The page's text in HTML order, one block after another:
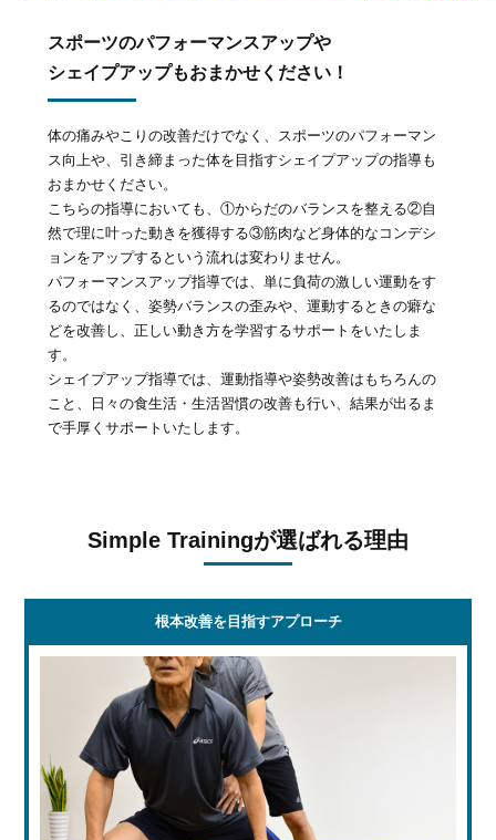
スポーツのパフォーマンスアップや
シェイプアップもおまかせください！
体の痛みやこりの改善だけでなく、スポーツのパフォーマン
ス向上や、引き締まった体を目指すシェイプアップの指導も
おまかせください。
こちらの指導においても、①からだのバランスを整える②自
然で理に叶った動きを獲得する③筋肉など身体的なコンデシ
ョンをアップするという流れは変わりません。
パフォーマンスアップ指導では、単に負荷の激しい運動をす
るのではなく、姿勢バランスの歪みや、運動するときの癖な
どを改善し、正しい動き方を学習するサポートをいたしま
す。
シェイプアップ指導では、運動指導や姿勢改善はもちろんの
こと、日々の食生活・生活習慣の改善も行い、結果が出るま
で手厚くサポートいたします。
Simple Trainingが選ばれる理由
根本改善を目指すアプローチ